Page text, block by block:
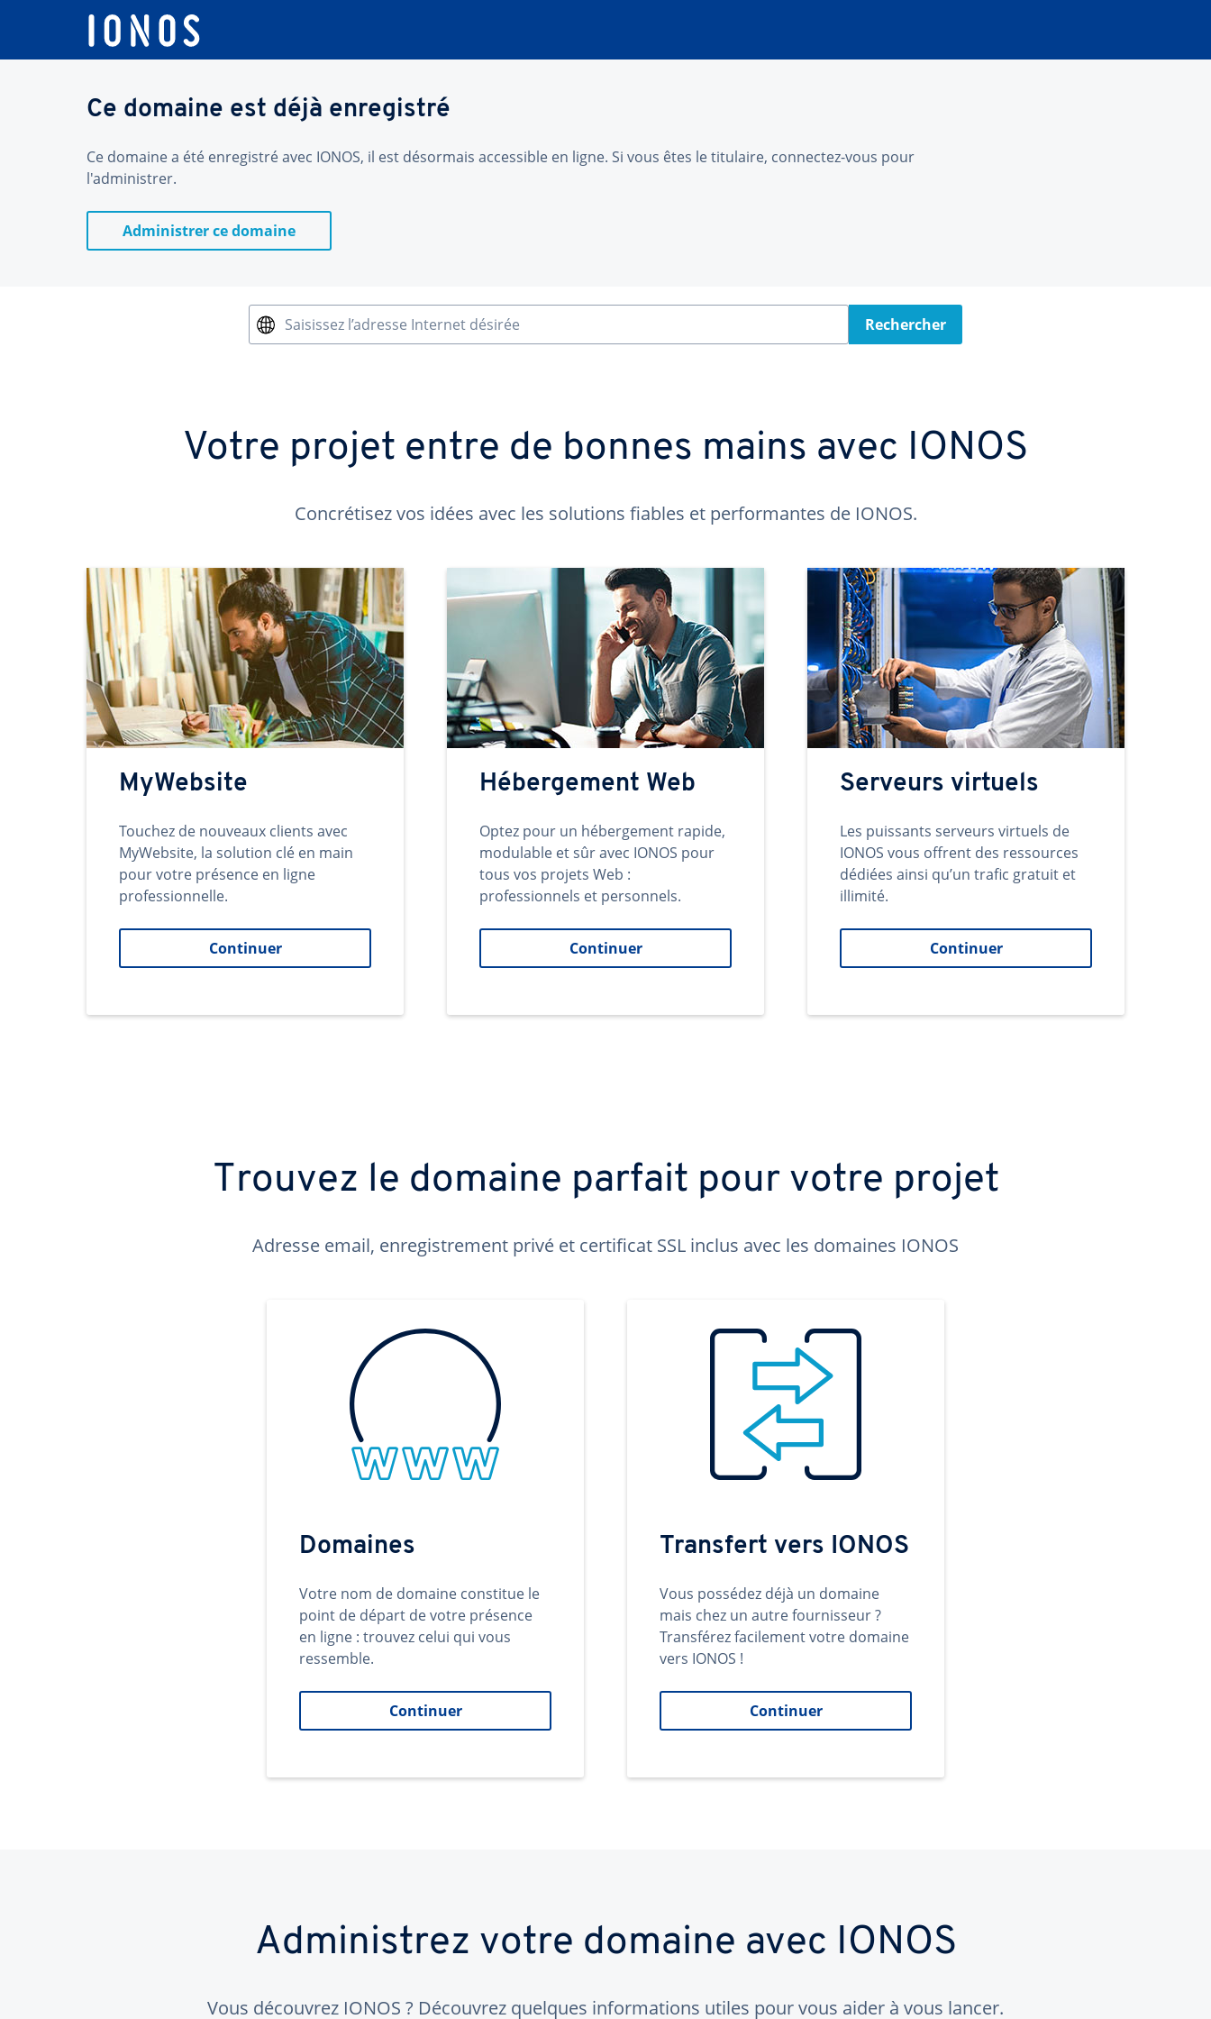
Ce domaine est déjà enregistré
Ce domaine a été enregistré avec IONOS, il est désormais accessible en ligne. Si vous êtes le titulaire, connectez-vous pour
l'administrer.
Administrer ce domaine
Saisissez l’adresse Internet désirée Rechercher
Votre projet entre de bonnes mains avec IONOS
Concrétisez vos idées avec les solutions fiables et performantes de IONOS.
MyWebsite
Touchez de nouveaux clients avec
MyWebsite, la solution clé en main
pour votre présence en ligne
professionnelle.
Continuer
Hébergement Web
Optez pour un hébergement rapide,
modulable et sûr avec IONOS pour
tous vos projets Web :
professionnels et personnels.
Continuer
Serveurs virtuels
Les puissants serveurs virtuels de
IONOS vous offrent des ressources
dédiées ainsi qu’un trafic gratuit et
illimité.
Continuer
Trouvez le domaine parfait pour votre projet
Adresse email, enregistrement privé et certificat SSL inclus avec les domaines IONOS
Domaines
Votre nom de domaine constitue le
point de départ de votre présence
en ligne : trouvez celui qui vous
ressemble.
Continuer
Transfert vers IONOS
Vous possédez déjà un domaine
mais chez un autre fournisseur ?
Transférez facilement votre domaine
vers IONOS !
Continuer
Administrez votre domaine avec IONOS
Vous découvrez IONOS ? Découvrez quelques informations utiles pour vous aider à vous lancer.